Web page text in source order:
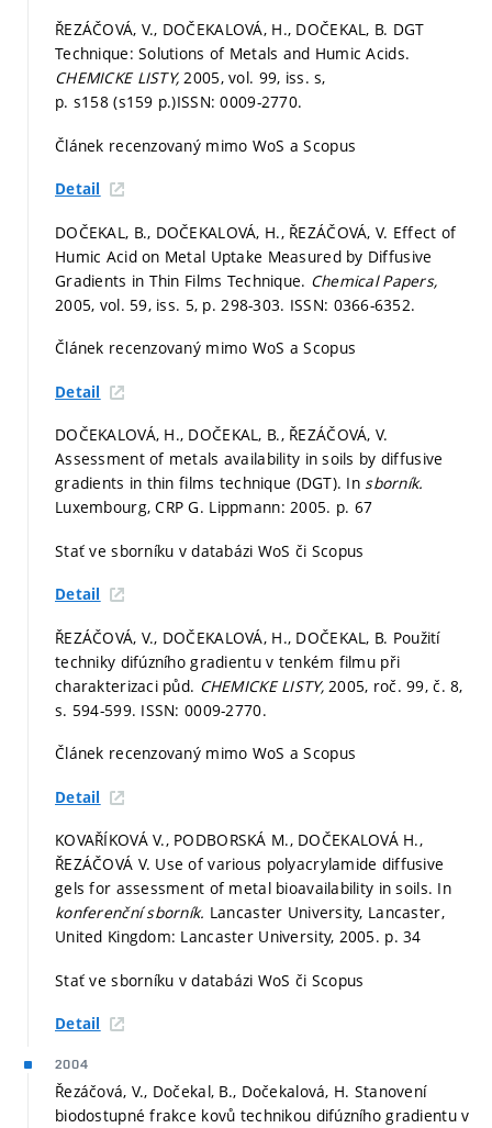
ŘEZÁČOVÁ, V., DOČEKALOVÁ, H., DOČEKAL, B. DGT
Technique: Solutions of Metals and Humic Acids.
CHEMICKE LISTY,2005, vol. 99, iss. s,
p. s158 (s159 p.)ISSN: 0009-2770.
Článek recenzovaný mimo WoS a Scopus
Detail
DOČEKAL, B., DOČEKALOVÁ, H., ŘEZÁČOVÁ, V. Effect of
Humic Acid on Metal Uptake Measured by Diffusive
Gradients in Thin Films Technique. Chemical Papers,
2005, vol. 59, iss. 5, p. 298-303. ISSN: 0366-6352.
Článek recenzovaný mimo WoS a Scopus
Detail
DOČEKALOVÁ, H., DOČEKAL, B., ŘEZÁČOVÁ, V.
Assessment of metals availability in soils by diffusive
gradients in thin films technique (DGT). In sborník.
Luxembourg, CRP G. Lippmann: 2005. p. 67
Stať ve sborníku v databázi WoS či Scopus
Detail
ŘEZÁČOVÁ, V., DOČEKALOVÁ, H., DOČEKAL, B. Použití
techniky difúzního gradientu v tenkém filmu při
charakterizaci půd. CHEMICKE LISTY, 2005, roč. 99, č. 8,
s. 594-599. ISSN: 0009-2770.
Článek recenzovaný mimo WoS a Scopus
Detail
KOVAŘÍKOVÁ V., PODBORSKÁ M., DOČEKALOVÁ H.,
ŘEZÁČOVÁ V. Use of various polyacrylamide diffusive
gels for assessment of metal bioavailability in soils. In
konferenční sborník. Lancaster University, Lancaster,
United Kingdom: Lancaster University, 2005. p. 34
Stať ve sborníku v databázi WoS či Scopus
Detail
2004
Řezáčová, V., Dočekal, B., Dočekalová, H. Stanovení
biodostupné frakce kovů technikou difúzního gradientu v